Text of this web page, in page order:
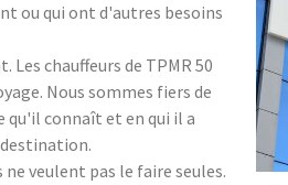
ou qui ont d'autres besoins
chauffeurs de TPMR 50
Nous sommes fiers de
qu'il connaît et en qui il a
veulent pas le faire seules.